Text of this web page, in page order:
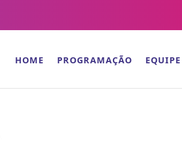
HOME PROGRAMAÇÃO EQUIPE